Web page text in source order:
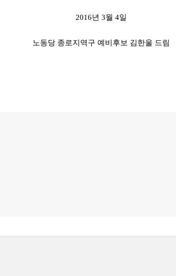
2016년 3월 4일
노동당 종로지역구 예비후보 김한울 드림